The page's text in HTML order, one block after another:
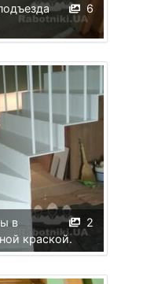
6
2
в
краской.